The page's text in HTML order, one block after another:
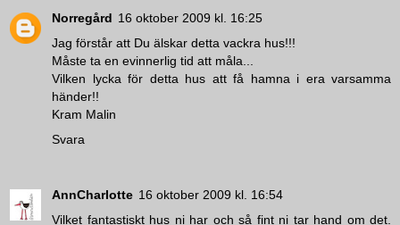
Norregård 16 oktober 2009 kl. 16:25
Jag förstår att Du älskar detta vackra hus!!!
Måste ta en evinnerlig tid att måla...
Vilken lycka för detta hus att få hamna i era varsamma
händer!!
Kram Malin
Svara
AnnCharlotte 16 oktober 2009 kl. 16:54
Vilket fantastiskt hus ni har och så fint ni tar hand om det.